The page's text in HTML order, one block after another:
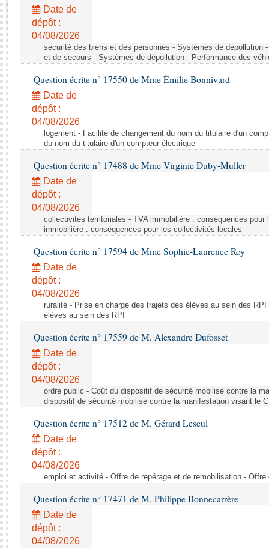
Rapports législatifs
Rapports sur l'application des lois
Baromètre de l’application des lois
Dossiers législatifs
Budget et sécurité sociale
Questions écrites et orales
Comptes rendus des débats
Date de
dépôt :
04/08/2026
sécurité des biens et des personnes - Systèmes de dépollution
et de secours - Systèmes de dépollution - Performance des
Question écrite n° 17550 de Mme Émilie Bonnivard
Date de
dépôt :
04/08/2026
logement - Facilité de changement du nom du titulaire d'un
du nom du titulaire d'un compteur électrique
Question écrite n° 17488 de Mme Virginie Duby-Muller
Date de
dépôt :
04/08/2026
collectivités territoriales - TVA immobilière : conséquences
immobilière : conséquences pour les collectivités locales
Question écrite n° 17594 de Mme Sophie-Laurence Roy
Date de
dépôt :
04/08/2026
ruralité - Prise en charge des trajets des élèves au sein des
élèves au sein des RPI
Question écrite n° 17559 de M. Alexandre Dufosset
Date de
dépôt :
04/08/2026
ordre public - Coût du dispositif de sécurité mobilisé contre la
dispositif de sécurité mobilisé contre la manifestation visant le
Question écrite n° 17512 de M. Gérard Leseul
Date de
dépôt :
04/08/2026
emploi et activité - Offre de repérage et de remobilisation -
Question écrite n° 17471 de M. Philippe Bonnecarrère
Date de
dépôt :
04/08/2026